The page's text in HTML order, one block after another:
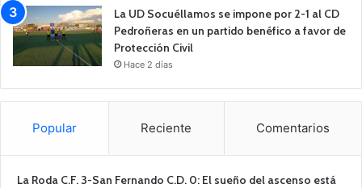
La UD Socuéllamos se impone por 2-1 al CD
Pedroñeras en un partido benéfico a favor de
Protección Civil
Hace 2 días
Popular Reciente Comentarios
La Roda C.F. 3-San Fernando C.D. 0: El sueño del ascenso está